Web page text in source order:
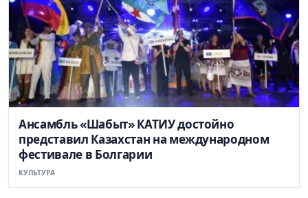
Ансамбль «Шабыт» КАТИУ достойно
представил Казахстан на международном
фестивале в Болгарии
КУЛЬТУРА